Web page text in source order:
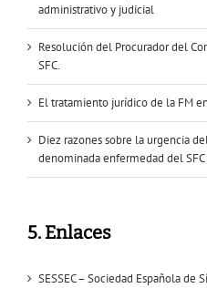
administrativo y judicial
Resolución del Procurador del
SFC.
El tratamiento jurídico de la FM
Diez razones sobre la urgencia
denominada enfermedad del SFC
5. Enlaces
SESSEC – Sociedad Española de